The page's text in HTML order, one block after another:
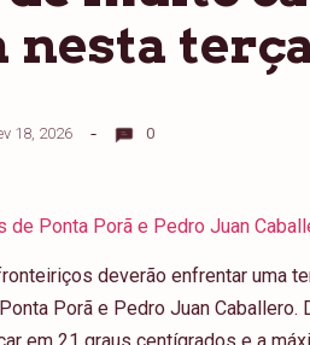
18, 2026 0
Ponta Porã e Pedro Juan
deverão enfrentar uma
Porã e Pedro Juan